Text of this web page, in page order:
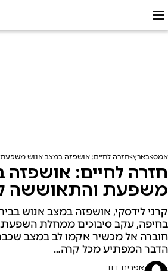
אמס בארץ חזרה לחיים: אושפזה במצב אנוש משפעת
חזרה לחיים: אושפזה
משפעת והתאוששה
קרני לידסקי, אושפזה במצב אנוש
בחיפה, עקב סיבוכים ממחלת השפעת.
חוברה אל מכשיר אקמו לב במצב
הדבר המפתיע מכל קרה…
אפרים דוד